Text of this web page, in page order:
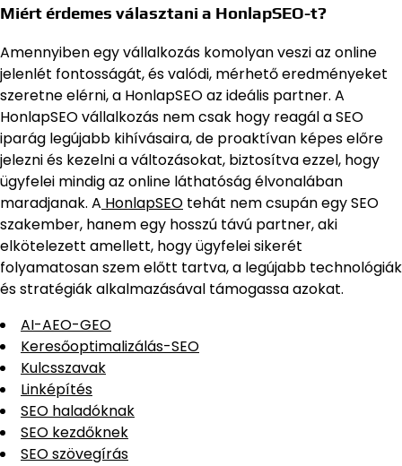
Miért érdemes választani a HonlapSEO-t?
Amennyiben egy vállalkozás komolyan veszi az online
jelenlét fontosságát, és valódi, mérhető eredményeket
szeretne elérni, a HonlapSEO az ideális partner. A
HonlapSEO vállalkozás nem csak hogy reagál a SEO
iparág legújabb kihívásaira, de proaktívan képes előre
jelezni és kezelni a változásokat, biztosítva ezzel, hogy
ügyfelei mindig az online láthatóság élvonalában
maradjanak. A HonlapSEO tehát nem csupán egy SEO
szakember, hanem egy hosszú távú partner, aki
elkötelezett amellett, hogy ügyfelei sikerét
folyamatosan szem előtt tartva, a legújabb technológiák
és stratégiák alkalmazásával támogassa azokat.
AI-AEO-GEO
Keresőoptimalizálás-SEO
Kulcsszavak
Linképítés
SEO haladóknak
SEO kezdőknek
SEO szövegírás